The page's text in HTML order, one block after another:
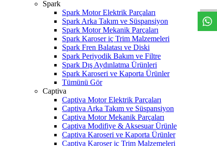
Spark
Spark Motor Elektrik Parçaları
Spark Arka Takım ve Süspansiyon
Spark Motor Mekanik Parçaları
Spark Karoser iç Trim Malzemeleri
Spark Fren Balatası ve Diski
Spark Periyodik Bakım ve Filtre
Spark Dış Aydınlatma Ürünleri
Spark Karoseri ve Kaporta Ürünler
Tümünü Gör
Captiva
Captiva Motor Elektrik Parçaları
Captiva Arka Takım ve Süspansiyon
Captiva Motor Mekanik Parçaları
Captiva Modifiye & Aksesuar Ürünle
Captiva Karoseri ve Kaporta Ürünler
Captiva Karoser iç Trim Malzemeleri